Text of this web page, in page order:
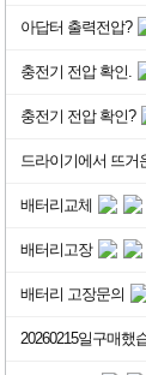
아답터 출력전압?
충전기 전압 확인.
충전기 전압 확인?
드라이기에서 뜨거
배터리교체
배터리고장
배터리 고장문의
20260215일구매했